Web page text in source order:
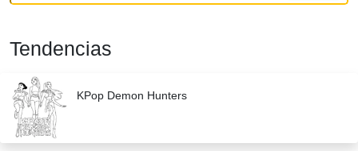
Tendencias
KPop Demon Hunters